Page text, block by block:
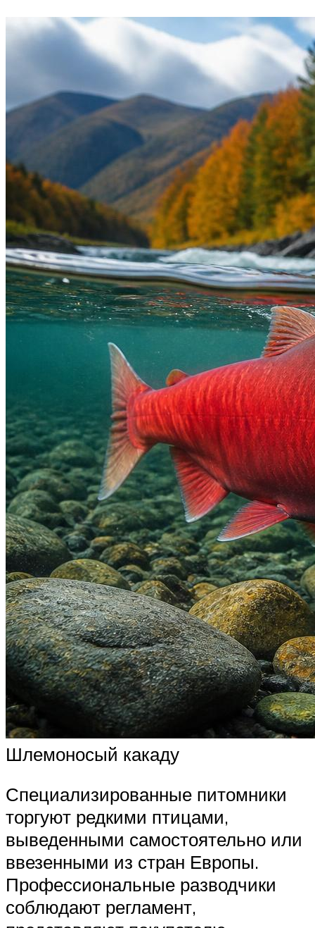
Шлемоносый какаду
Специализированные питомники
торгуют редкими птицами,
выведенными самостоятельно или
ввезенными из стран Европы.
Профессиональные разводчики
соблюдают регламент,